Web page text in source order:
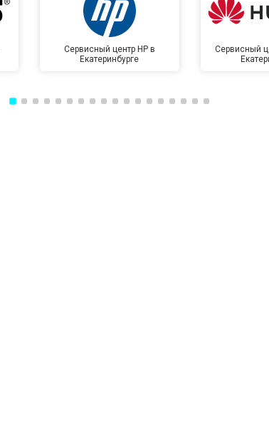
Сервисный центр HP в
Екатеринбурге
Сервисный